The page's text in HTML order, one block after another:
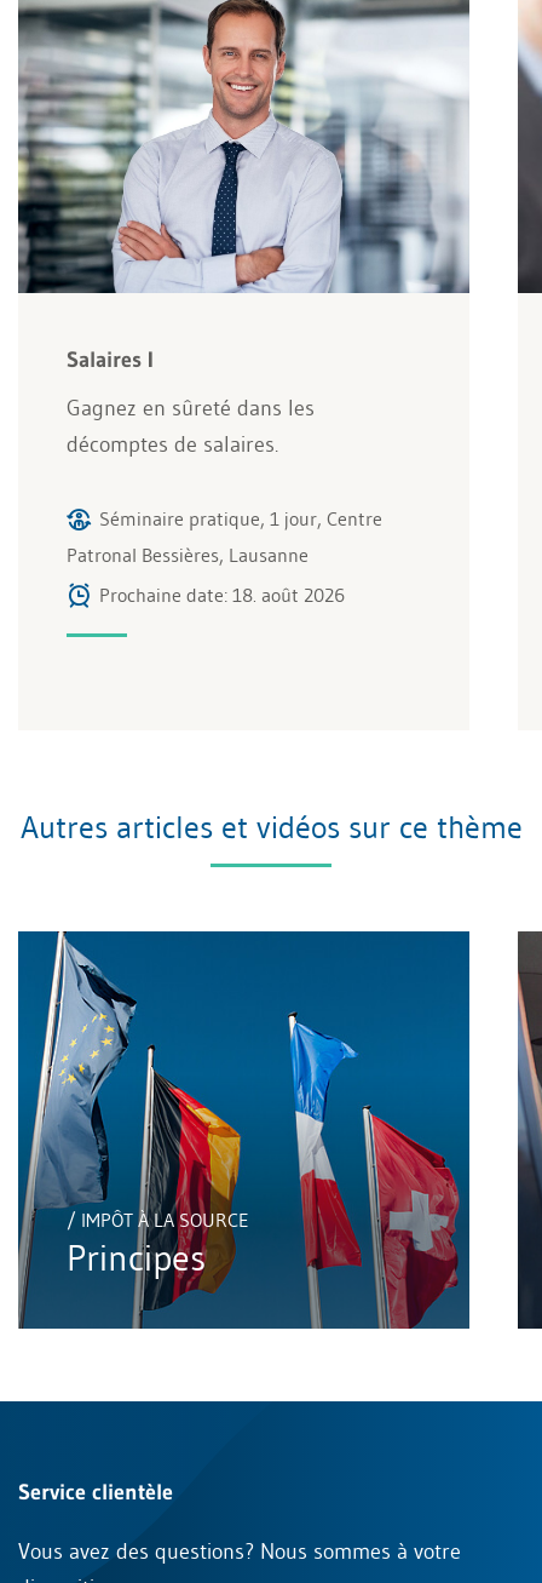
Salaires I
Gagnez en sûreté dans les
décomptes de salaires.
Séminaire pratique, 1 jour, Centre
Patronal Bessières, Lausanne
Prochaine date: 18. août 2026
Autres articles et vidéos sur ce thème
/ IMPÔT À LA SOURCE
Principes
Service clientèle
Vous avez des questions? Nous sommes à votre